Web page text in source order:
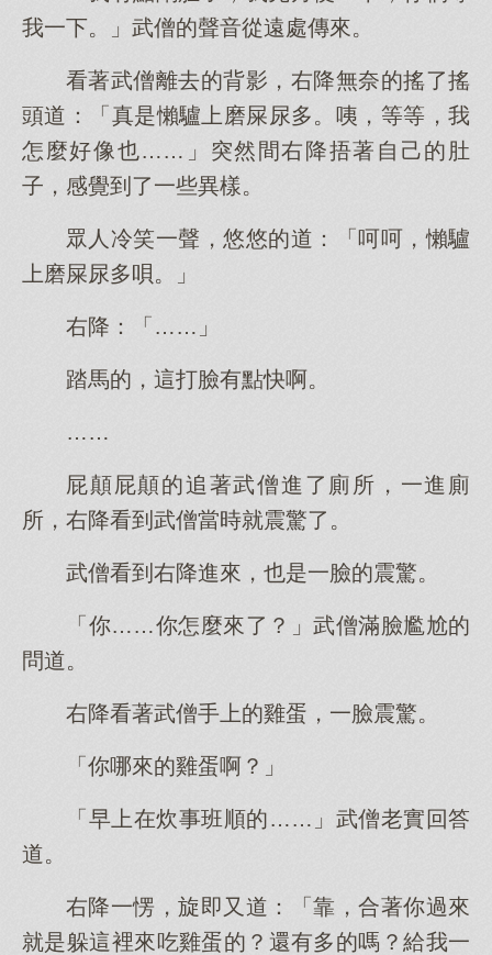
我一下。」武僧的聲音從遠處傳來。
看著武僧離去的背影，右降無奈的搖了搖
頭道：「真是懶驢上磨屎尿多。咦，等等，我
怎麼好像也……」突然間右降捂著自己的肚
子，感覺到了一些異樣。
眾人冷笑一聲，悠悠的道：「呵呵，懶驢
上磨屎尿多唄。」
右降：「……」
踏馬的，這打臉有點快啊。
……
屁顛屁顛的追著武僧進了廁所，一進廁
所，右降看到武僧當時就震驚了。
武僧看到右降進來，也是一臉的震驚。
「你……你怎麼來了？」武僧滿臉尷尬的
問道。
右降看著武僧手上的雞蛋，一臉震驚。
「你哪來的雞蛋啊？」
「早上在炊事班順的……」武僧老實回答
道。
右降一愣，旋即又道：「靠，合著你過來
就是躲這裡來吃雞蛋的？還有多的嗎？給我一